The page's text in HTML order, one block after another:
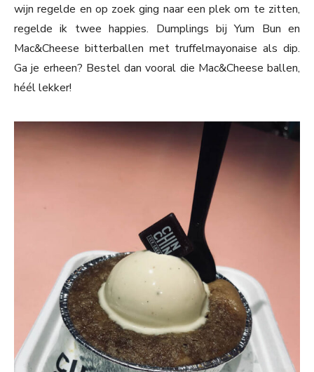
wijn regelde en op zoek ging naar een plek om te zitten,
regelde ik twee happies. Dumplings bij Yum Bun en
Mac&Cheese bitterballen met truffelmayonaise als dip.
Ga je erheen? Bestel dan vooral die Mac&Cheese ballen,
héél lekker!